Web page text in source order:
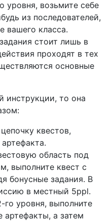
уровня, возьмите себе
из последователей,
вашего класса.
стоит лишь в
проходят в тех
основные
инструкции, то она
квестов,
область под
выполните квест с
бонусные задания. В
в местный 5ppl.
уровня, выполните
артефакты, а затем